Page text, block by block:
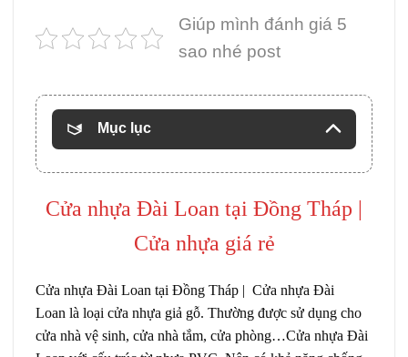
Giúp mình đánh giá 5
sao nhé post
Mục lục
Cửa nhựa Đài Loan tại Đồng Tháp |
Cửa nhựa giá rẻ
Cửa nhựa Đài Loan tại Đồng Tháp | Cửa nhựa Đài
Loan là loại cửa nhựa giả gỗ. Thường được sử dụng cho
cửa nhà vệ sinh, cửa nhà tắm, cửa phòng…Cửa nhựa Đài